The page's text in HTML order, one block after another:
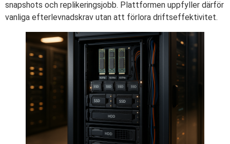
snapshots och replikeringsjobb. Plattformen uppfyller därför
vanliga efterlevnadskrav utan att förlora driftseffektivitet.